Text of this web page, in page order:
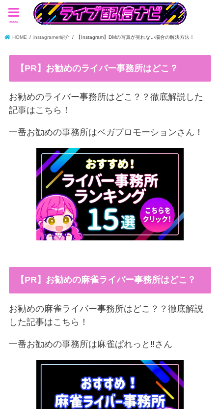
menu
HOME instagramer紹介 【Instagram】DMの写真が見れない場合の解決方法！
【PR】お勧めのライバー事務所はどこ？
お勧めのライバー事務所はどこ？？徹底解説した
記事はこちら！
一番お勧めの事務所はベガプロモーションさん！
【PR】お勧めの麻雀ライバー事務所はどこ？
お勧めの麻雀ライバー事務所はどこ？？徹底解説
した記事はこちら！
一番お勧めの事務所は麻雀ぱれっと‼︎さん